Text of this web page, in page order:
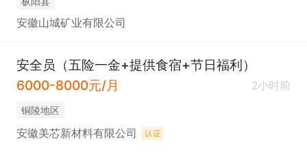
安徽山城矿业有限公司
安全员（五险一金+提供食宿+节日福利）
6000-8000元/月
2小时前
铜陵地区
安徽美芯新材料有限公司 认证